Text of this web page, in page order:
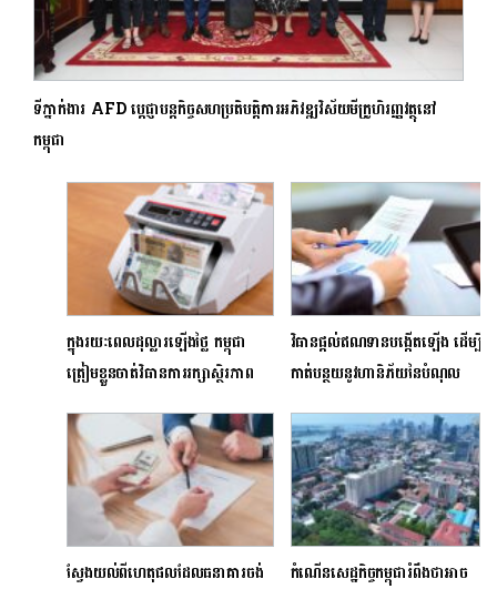
ទីភ្នាក់ងារ AFD ប្តេជ្ញាបន្តកិច្ចសហប្រតិបត្តិការអភិវឌ្ឍវិស័យមីក្រូហិរញ្ញវត្ថុនៅ
កម្ពុជា
ក្នុងរយៈពេលដុល្លារឡើងថ្លៃ កម្ពុជា
ត្រៀមខ្លួនចាត់វិធានការរក្សាស្ថិរភាព
វិធានផ្តល់ឥណទានបង្កើតឡើង ដើម្បី
កាត់បន្ថយនូវហានិភ័យនៃបំណុល
ស្វែងយល់ពីហេតុផលដែលធនាគារចង់
កំណើនសេដ្ឋកិច្ចកម្ពុជារំពឹងថាអាច